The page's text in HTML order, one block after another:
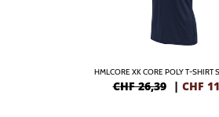
HMLCORE XK CORE POLY T-SHIRT
CHF 26,39 | CHF